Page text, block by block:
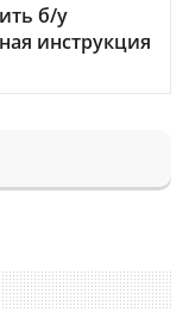
б/у
инструкция